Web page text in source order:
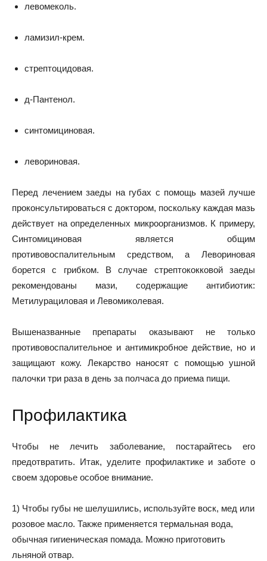
левомеколь.
ламизил-крем.
стрептоцидовая.
д-Пантенол.
синтомициновая.
левориновая.
Перед лечением заеды на губах с помощь мазей лучше
проконсультироваться с доктором, поскольку каждая мазь
действует на определенных микроорганизмов. К примеру,
Синтомициновая является общим
противовоспалительным средством, а Левориновая
борется с грибком. В случае стрептококковой заеды
рекомендованы мази, содержащие антибиотик:
Метилурациловая и Левомиколевая.
Вышеназванные препараты оказывают не только
противовоспалительное и антимикробное действие, но и
защищают кожу. Лекарство наносят с помощью ушной
палочки три раза в день за полчаса до приема пищи.
Профилактика
Чтобы не лечить заболевание, постарайтесь его
предотвратить. Итак, уделите профилактике и заботе о
своем здоровье особое внимание.
1) Чтобы губы не шелушились, используйте воск, мед или
розовое масло. Также применяется термальная вода,
обычная гигиеническая помада. Можно приготовить
льняной отвар.